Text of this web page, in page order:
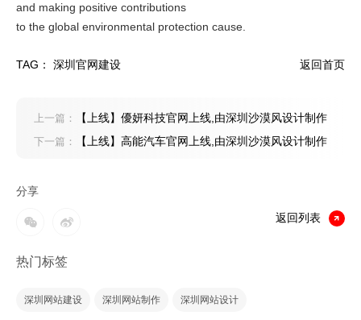
分享
返回列表
热门标签
深圳网站建设 深圳网站制作 深圳网站设计
and making positive contributions
to the global environmental protection cause.
TAG： 深圳官网建设 返回首页
上一篇： 【上线】優妍科技官网上线,由深圳沙漠风设计制作
下一篇： 【上线】高能汽车官网上线,由深圳沙漠风设计制作